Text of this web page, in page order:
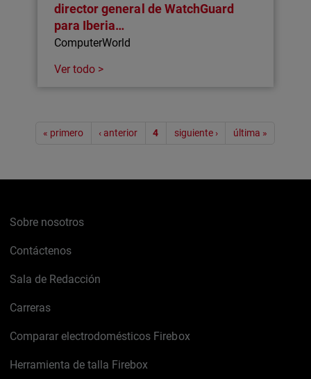
director general de WatchGuard
para Iberia…
ComputerWorld
Ver todo >
Paginación
« primero ‹ anterior 4 siguiente › última »
Sobre nosotros
Contáctenos
Sala de Redacción
Carreras
Comparar electrodomésticos Firebox
Herramienta de talla Firebox